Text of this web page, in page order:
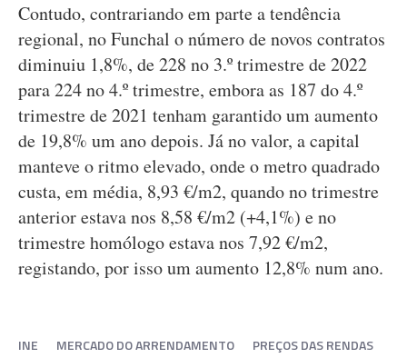
Contudo, contrariando em parte a tendência
regional, no Funchal o número de novos contratos
diminuiu 1,8%, de 228 no 3.º trimestre de 2022
para 224 no 4.º trimestre, embora as 187 do 4.º
trimestre de 2021 tenham garantido um aumento
de 19,8% um ano depois. Já no valor, a capital
manteve o ritmo elevado, onde o metro quadrado
custa, em média, 8,93 €/m2, quando no trimestre
anterior estava nos 8,58 €/m2 (+4,1%) e no
trimestre homólogo estava nos 7,92 €/m2,
registando, por isso um aumento 12,8% num ano.
INE MERCADO DO ARRENDAMENTO PREÇOS DAS RENDAS